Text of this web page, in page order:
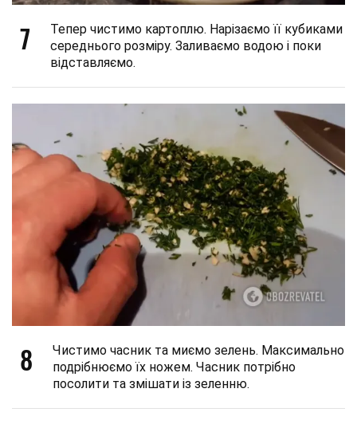
7
Тепер чистимо картоплю. Нарізаємо її кубиками
середнього розміру. Заливаємо водою і поки
відставляємо.
8
Чистимо часник та миємо зелень. Максимально
подрібнюємо їх ножем. Часник потрібно
посолити та змішати із зеленню.